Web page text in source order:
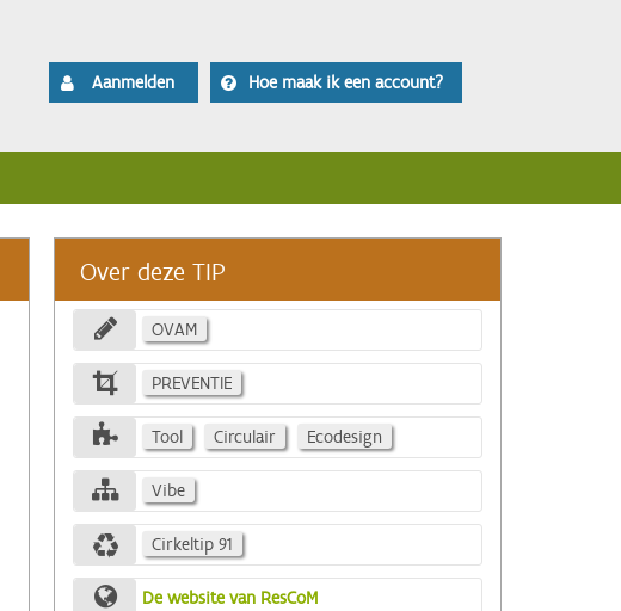
Aanmelden Hoe maak ik een account?
Over deze TIP
OVAM
PREVENTIE
Tool Circulair Ecodesign
Vibe
Cirkeltip 91
De website van ResCoM